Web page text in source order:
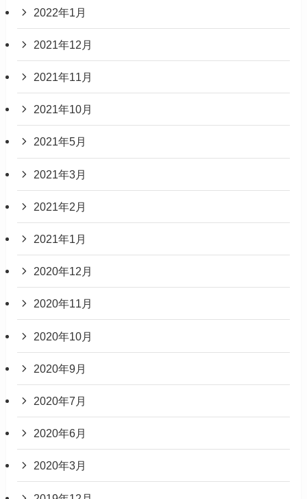
2022年1月
2021年12月
2021年11月
2021年10月
2021年5月
2021年3月
2021年2月
2021年1月
2020年12月
2020年11月
2020年10月
2020年9月
2020年7月
2020年6月
2020年3月